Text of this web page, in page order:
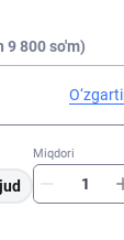
9 800 so'm)
Miqdori